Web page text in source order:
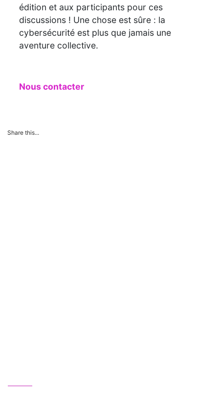
édition et aux participants pour ces
discussions ! Une chose est sûre : la
cybersécurité est plus que jamais une
aventure collective.
Nous contacter
Share this...